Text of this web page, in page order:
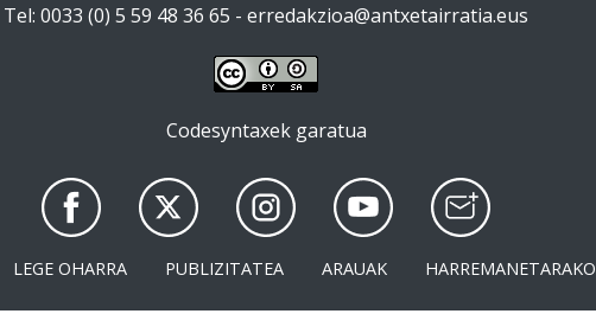
Tel: 0033 (0) 5 59 48 36 65 - erredakzioa@antxetairratia.eus
Codesyntaxek garatua
LEGE OHARRA PUBLIZITATEA ARAUAK HARREMANETARAKO